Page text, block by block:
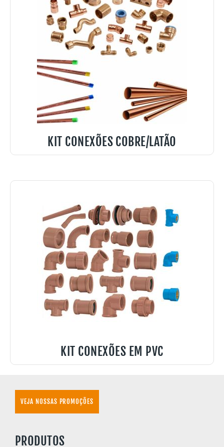
KIT CONEXÕES COBRE/LATÃO
KIT CONEXÕES EM PVC
VEJA NOSSAS PROMOÇÕES
PRODUTOS